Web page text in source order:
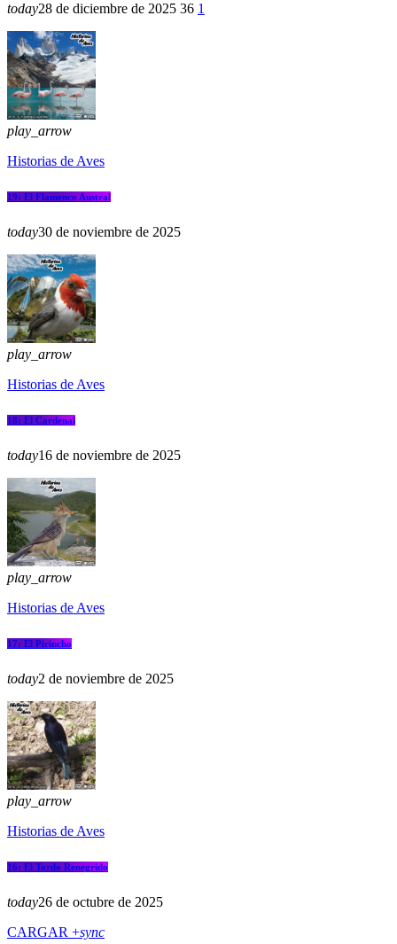
today28 de diciembre de 2025 36 1
play_arrow
Historias de Aves
19: El Flamenco Austral
today30 de noviembre de 2025
play_arrow
Historias de Aves
18: El Cardenal
today16 de noviembre de 2025
play_arrow
Historias de Aves
17: El Pirincho
today2 de noviembre de 2025
play_arrow
Historias de Aves
16: El Tordo Renegrido
today26 de octubre de 2025
CARGAR +sync